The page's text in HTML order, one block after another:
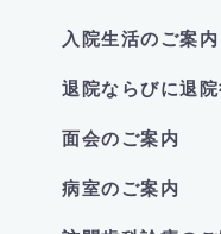
入院生活のご案内
退院ならびに退
面会のご案内
病室のご案内